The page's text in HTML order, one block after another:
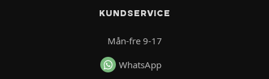
KUNDSERVICE
Mån-fre 9-17
WhatsApp